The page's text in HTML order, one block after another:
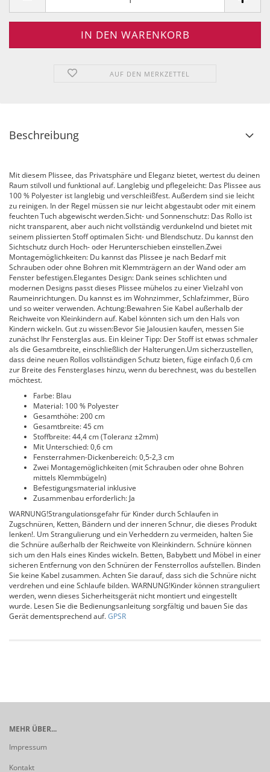
AUF DEN MERKZETTEL
Beschreibung
Mit diesem Plissee, das Privatsphäre und Eleganz bietet, wertest du deinen
Raum stilvoll und funktional auf. Langlebig und pflegeleicht: Das Plissee aus
100 % Polyester ist langlebig und verschleißfest. Außerdem sind sie leicht
zu reinigen. In der Regel müssen sie nur leicht abgestaubt oder mit einem
feuchten Tuch abgewischt werden.Sicht- und Sonnenschutz: Das Rollo ist
nicht transparent, aber auch nicht vollständig verdunkelnd und bietet mit
seinem plissierten Stoff optimalen Sicht- und Blendschutz. Du kannst den
Sichtschutz durch Hoch- oder Herunterschieben einstellen.Zwei
Montagemöglichkeiten: Du kannst das Plissee je nach Bedarf mit
Schrauben oder ohne Bohren mit Klemmträgern an der Wand oder am
Fenster befestigen.Elegantes Design: Dank seines schlichten und
modernen Designs passt dieses Plissee mühelos zu einer Vielzahl von
Raumeinrichtungen. Du kannst es im Wohnzimmer, Schlafzimmer, Büro
und so weiter verwenden. Achtung:Bewahren Sie Kabel außerhalb der
Reichweite von Kleinkindern auf. Kabel könnten sich um den Hals von
Kindern wickeln. Gut zu wissen:Bevor Sie Jalousien kaufen, messen Sie
zunächst Ihr Fensterglas aus. Ein kleiner Tipp: Der Stoff ist etwas schmaler
als die Gesamtbreite, einschließlich der Halterungen.Um sicherzustellen,
dass deine neuen Rollos vollständigen Schutz bieten, füge einfach 0,6 cm
zur Breite des Fensterglases hinzu, wenn du berechnest, was du bestellen
möchtest.
Farbe: Blau
Material: 100 % Polyester
Gesamthöhe: 200 cm
Gesamtbreite: 45 cm
Stoffbreite: 44,4 cm (Toleranz ±2mm)
Mit Unterschied: 0,6 cm
Fensterrahmen-Dickenbereich: 0,5-2,3 cm
Zwei Montagemöglichkeiten (mit Schrauben oder ohne Bohren
mittels Klemmbügeln)
Befestigungsmaterial inklusive
Zusammenbau erforderlich: Ja
WARNUNG!Strangulationsgefahr für Kinder durch Schlaufen in
Zugschnüren, Ketten, Bändern und der inneren Schnur, die dieses Produkt
lenken!. Um Strangulierung und ein Verheddern zu vermeiden, halten Sie
die Schnüre außerhalb der Reichweite von Kleinkindern. Schnüre können
sich um den Hals eines Kindes wickeln. Betten, Babybett und Möbel in einer
sicheren Entfernung von den Schnüren der Fensterrollos aufstellen. Binden
Sie keine Kabel zusammen. Achten Sie darauf, dass sich die Schnüre nicht
verdrehen und eine Schlaufe bilden. WARNUNG!Kinder können stranguliert
werden, wenn dieses Sicherheitsgerät nicht montiert und eingestellt
wurde. Lesen Sie die Bedienungsanleitung sorgfältig und bauen Sie das
Gerät dementsprechend auf.GPSR
MEHR ÜBER...
Impressum
Kontakt